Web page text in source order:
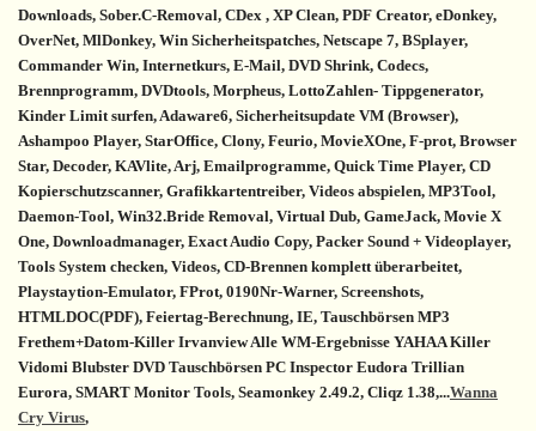
Downloads, Sober.C-Removal, CDex , XP Clean, PDF Creator, eDonkey,
OverNet, MlDonkey, Win Sicherheitspatches, Netscape 7, BSplayer,
Commander Win, Internetkurs, E-Mail, DVD Shrink, Codecs,
Brennprogramm, DVDtools, Morpheus, LottoZahlen- Tippgenerator,
Kinder Limit surfen, Adaware6, Sicherheitsupdate VM (Browser),
Ashampoo Player, StarOffice, Clony, Feurio, MovieXOne, F-prot, Browser
Star, Decoder, KAVlite, Arj, Emailprogramme, Quick Time Player, CD
Kopierschutzscanner, Grafikkartentreiber, Videos abspielen, MP3Tool,
Daemon-Tool, Win32.Bride Removal, Virtual Dub, GameJack, Movie X
One, Downloadmanager, Exact Audio Copy, Packer Sound + Videoplayer,
Tools System checken, Videos, CD-Brennen komplett überarbeitet,
Playstaytion-Emulator, FProt, 0190Nr-Warner, Screenshots,
HTMLDOC(PDF), Feiertag-Berechnung, IE, Tauschbörsen MP3
Frethem+Datom-Killer Irvanview Alle WM-Ergebnisse YAHAA Killer
Vidomi Blubster DVD Tauschbörsen PC Inspector Eudora Trillian
Eurora, SMART Monitor Tools, Seamonkey 2.49.2, Cliqz 1.38,...Wanna
Cry Virus,